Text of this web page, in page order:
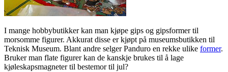
I mange hobbybutikker kan man kjøpe gips og gipsformer til
morsomme figurer. Akkurat disse er kjøpt på museumsbutikken til
Teknisk Museum. Blant andre selger Panduro en rekke ulike former.
Bruker man flate figurer kan de kanskje brukes til å lage
kjøleskapsmagneter til bestemor til jul?